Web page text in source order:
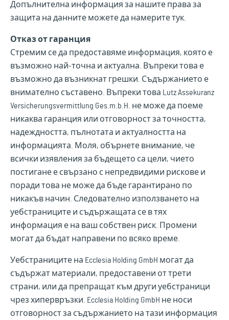
Допълнителна информация за нашите права за
защита на данните можете да намерите тук.
Отказ от гаранция
Стремим се да предоставяме информация, която е
възможно най-точна и актуална. Въпреки това е
възможно да възникнат грешки. Съдържанието е
внимателно съставено. Въпреки това Lutz Assekuranz
Versicherungsvermittlung Ges.m.b.H. не може да поеме
никаква гаранция или отговорност за точността,
надеждността, пълнотата и актуалността на
информацията. Моля, обърнете внимание, че
всички изявления за бъдещето са цели, чието
постигане е свързано с непредвидими рискове и
поради това не може да бъде гарантирано по
никакъв начин. Следователно използването на
уебстраниците и съдържащата се в тях
информация е на ваш собствен риск. Промени
могат да бъдат направени по всяко време.
Уебстраниците на Ecclesia Holding GmbH могат да
съдържат материали, предоставени от трети
страни, или да препращат към други уебстраници
чрез хипервръзки. Ecclesia Holding GmbH не носи
отговорност за съдържанието на тази информация